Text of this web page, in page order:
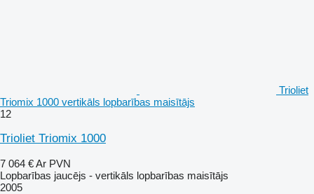
Trioliet
Triomix 1000 vertikāls lopbarības maisītājs
12
Trioliet Triomix 1000
7 064 €Ar PVN
Lopbarības jaucējs - vertikāls lopbarības maisītājs
2005